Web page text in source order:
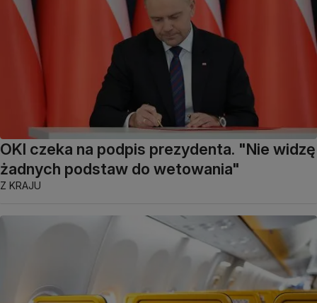
OKI czeka na podpis prezydenta. "Nie widzę
żadnych podstaw do wetowania"
Z KRAJU